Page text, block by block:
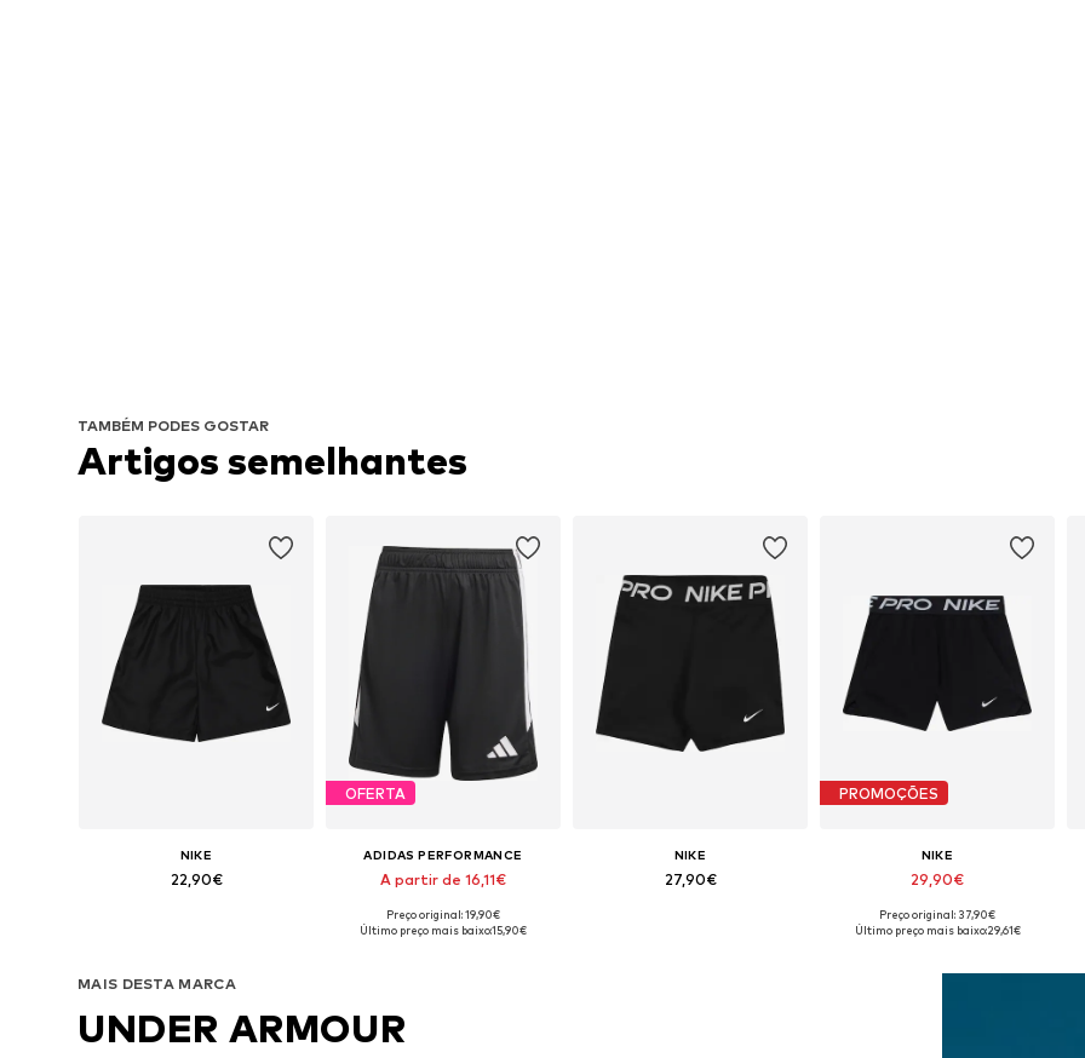
TAMBÉM PODES GOSTAR
Artigos semelhantes
NIKE
22,90€
OFERTA
ADIDAS PERFORMANCE
A partir de 16,11€
Disponível em vários tamanhos
Preço original: 19,90€
Último preço mais baixo:15,90€
NIKE
27,90€
PROMOÇÕES
NIKE
29,90€
Disponível em vários tamanhos
Preço original: 37,90€
Último preço mais baixo:29,61€
MAIS DESTA MARCA
UNDER ARMOUR